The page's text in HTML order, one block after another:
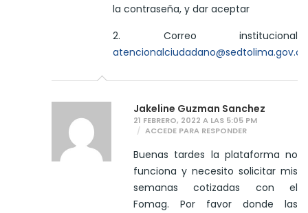
la contraseña, y dar aceptar
2. Correo institucional
atencionalciudadano@sedtolima.gov.co
Jakeline Guzman Sanchez
21 FEBRERO, 2022 A LAS 5:05 PM
ACCEDE PARA RESPONDER
Buenas tardes la plataforma no
funciona y necesito solicitar mis
semanas cotizadas con el
Fomag. Por favor donde las